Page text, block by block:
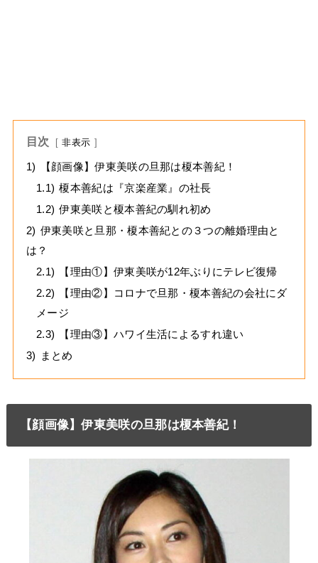
目次 非表示
1)
【顔画像】伊東美咲の旦那は榎本善紀！
1.1) 榎本善紀は『京楽産業』の社長
1.2) 伊東美咲と榎本善紀の馴れ初め
2) 伊東美咲と旦那・榎本善紀との３つの離婚理由と
は？
2.1)
【理由①】伊東美咲が12年ぶりにテレビ復帰
2.2)
【理由②】コロナで旦那・榎本善紀の会社にダ
メージ
2.3)
【理由③】ハワイ生活によるすれ違い
3)
まとめ
【顔画像】伊東美咲の旦那は榎本善紀！